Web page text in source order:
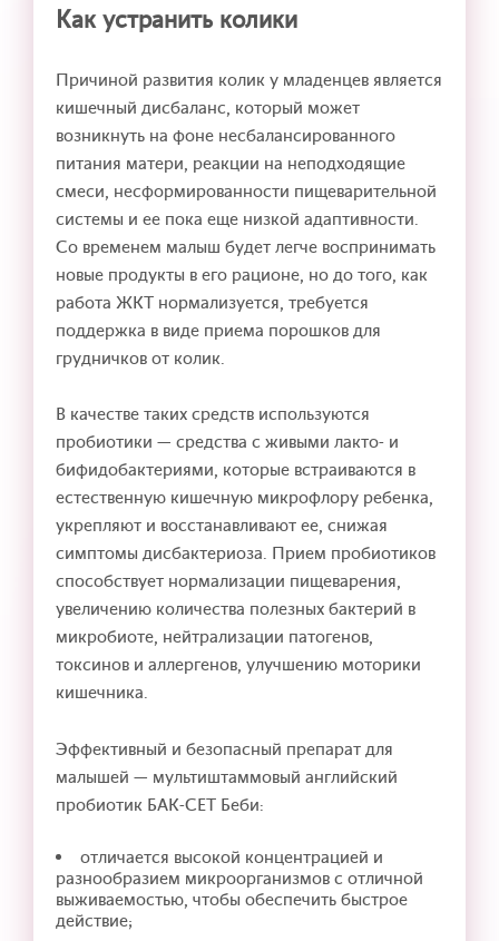
Как устранить колики
Причиной развития колик у младенцев является
кишечный дисбаланс, который может
возникнуть на фоне несбалансированного
питания матери, реакции на неподходящие
смеси, несформированности пищеварительной
системы и ее пока еще низкой адаптивности.
Со временем малыш будет легче воспринимать
новые продукты в его рационе, но до того, как
работа ЖКТ нормализуется, требуется
поддержка в виде приема порошков для
грудничков от колик.
В качестве таких средств используются
пробиотики — средства с живыми лакто- и
бифидобактериями, которые встраиваются в
естественную кишечную микрофлору ребенка,
укрепляют и восстанавливают ее, снижая
симптомы дисбактериоза. Прием пробиотиков
способствует нормализации пищеварения,
увеличению количества полезных бактерий в
микробиоте, нейтрализации патогенов,
токсинов и аллергенов, улучшению моторики
кишечника.
Эффективный и безопасный препарат для
малышей — мультиштаммовый английский
пробиотик БАК-СЕТ Беби:
отличается высокой концентрацией и
разнообразием микроорганизмов с отличной
выживаемостью, чтобы обеспечить быстрое
действие;